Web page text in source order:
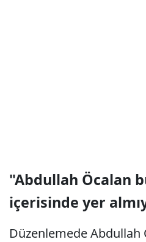
"Abdullah Öcalan
içerisinde yer
Düzenlemede Abdullah